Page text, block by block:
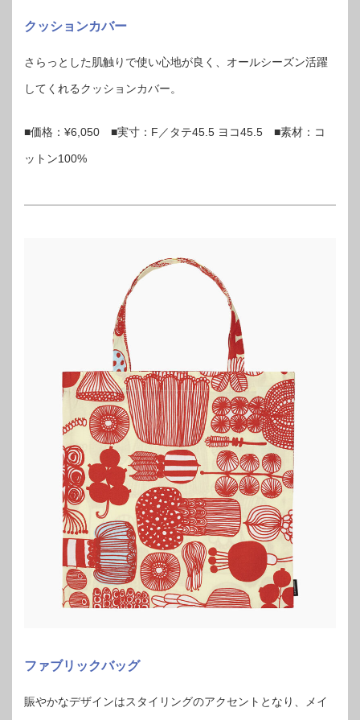
クッションカバー
さらっとした肌触りで使い心地が良く、オールシーズン活躍
してくれるクッションカバー。
■価格：¥6,050 ■実寸：F／タテ45.5 ヨコ45.5 ■素材：コ
ットン100%
ファブリックバッグ
賑やかなデザインはスタイリングのアクセントとなり、メイ